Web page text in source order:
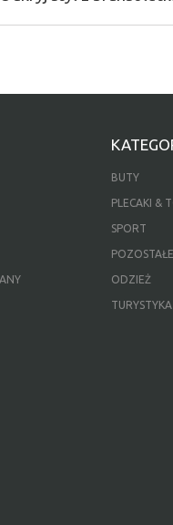
BUTY
PLECAKI &
SPORT
POZOSTAŁE
ODZIEŻ
TURYSTYKA